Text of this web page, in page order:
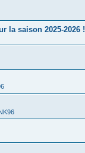
la saison 2025-2026 !